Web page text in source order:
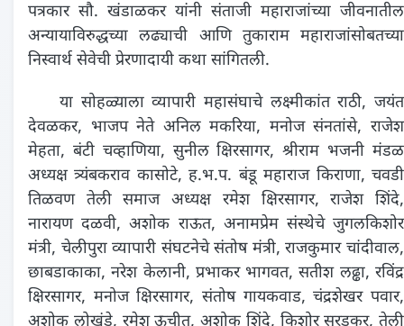
पत्रकार सौ. खंडाळकर यांनी संताजी महाराजांच्या जीवनातील
अन्यायाविरुद्धच्या लढ्याची आणि तुकाराम महाराजांसोबतच्या
निस्वार्थ सेवेची प्रेरणादायी कथा सांगितली.
या सोहळ्याला व्यापारी महासंघाचे लक्ष्मीकांत राठी, जयंत
देवळकर, भाजप नेते अनिल मकरिया, मनोज संनतांसे, राजेश
मेहता, बंटी चव्हाणिया, सुनील क्षिरसागर, श्रीराम भजनी मंडळ
अध्यक्ष त्र्यंबकराव कासोटे, ह.भ.प. बंडू महाराज किराणा, चवडी
तिळवण तेली समाज अध्यक्ष रमेश क्षिरसागर, राजेश शिंदे,
नारायण दळवी, अशोक राऊत, अनामप्रेम संस्थेचे जुगलकिशोर
मंत्री, चेलीपुरा व्यापारी संघटनेचे संतोष मंत्री, राजकुमार चांदीवाल,
छाबडाकाका, नरेश केलानी, प्रभाकर भागवत, सतीश लढ्ढा, रविंद्र
क्षिरसागर, मनोज क्षिरसागर, संतोष गायकवाड, चंद्रशेखर पवार,